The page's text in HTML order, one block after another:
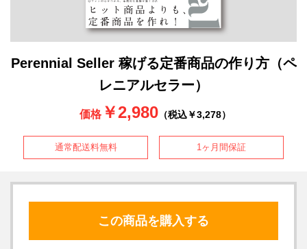
Perennial Seller 稼げる定番商品の作り方（ペ
レニアルセラー）
価格 ￥2,980 （税込￥3,278）
通常配送料無料 1ヶ月間保証
この商品を購入する